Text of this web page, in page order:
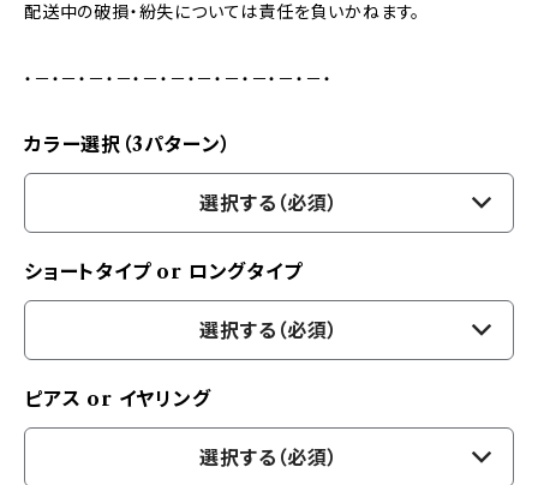
配送中の破損・紛失については責任を負いかねます。
・－・－・－・－・－・－・－・－・－・－・－・
カラー選択（3パターン）
選択する（必須）
ショートタイプ or ロングタイプ
選択する（必須）
ピアス or イヤリング
選択する（必須）